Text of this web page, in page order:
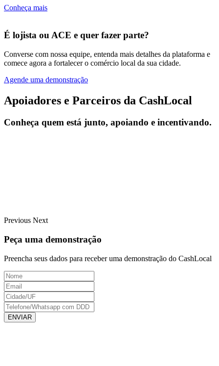
Conheça mais
É lojista ou ACE e quer fazer parte?
Converse com nossa equipe, entenda mais detalhes da plataforma e
comece agora a fortalecer o comércio local da sua cidade.
Agende uma demonstração
Apoiadores e Parceiros da CashLocal
Conheça quem está junto, apoiando e incentivando.
Previous Next
Peça uma demonstração
Preencha seus dados para receber uma demonstração do CashLocal
ENVIAR